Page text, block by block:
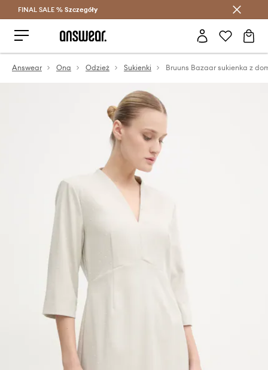
Oszczędzaj z Answear Club >
FINAL SALE % Szczegóły
Answear Ona Odzież Sukienki